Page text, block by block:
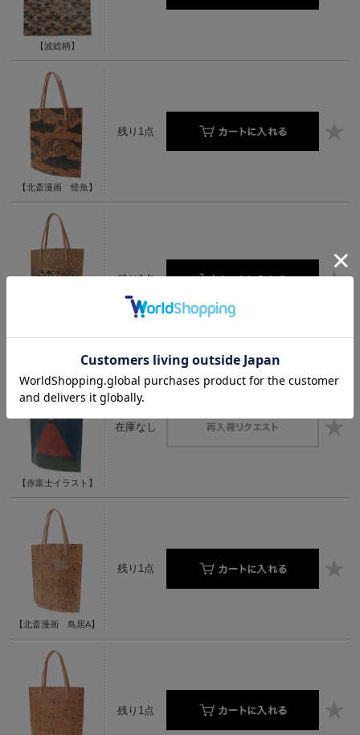
【波総柄】
【北斎漫画 怪魚】
残り1点
残り1点
【赤富士イラスト】
在庫なし
【北斎漫画 鳥居A】
残り1点
残り1点